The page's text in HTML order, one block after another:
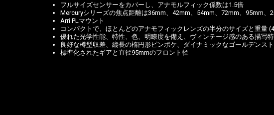
フルサイズセンサーをカバーし、アナモルフィック係数は1.5倍
Mercuryシリーズの焦点距離は36mm、42mm、54mm、72mm、95mm、
Arri PLマウント
コンパクトで、ほとんどのアナモフィックレンズの半分のサイズと重量
優れた光学性能、特性、色、明瞭度を備え、ヴィンテージ感のある描写
良好な樽型収差、縦長の楕円形ピンボケ、ダイナミックなゴールデンス
標準化されたギアと直径95mmのフロント径